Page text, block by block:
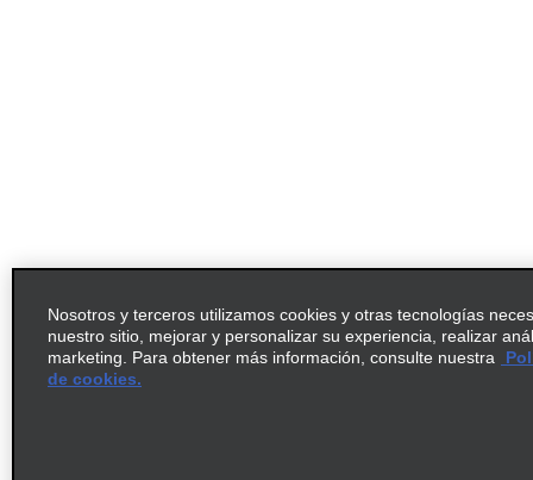
Nosotros y terceros utilizamos cookies y otras tecnologías
nuestro sitio, mejorar y personalizar su experiencia, realizar
marketing. Para obtener más información, consulte nuestra
de cookies.